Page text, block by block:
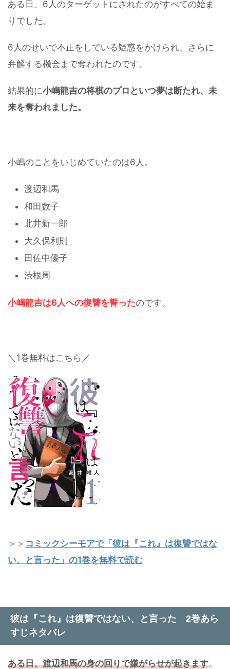
ある日、6人のターゲットにされたのがすべての始ま
りでした。
6人のせいで不正をしている疑惑をかけられ、さらに
弁解する機会まで奪われたのです。
結果的に小嶋龍吉の将棋のプロといつ夢は断たれ、未
来を奪われました。
小嶋のことをいじめていたのは6人。
渡辺和馬
和田数子
北井新一郎
大久保利則
田佐中優子
渋根周
小嶋龍吉は6人への復讐を誓ったのです。
＼1巻無料はこちら／
＞＞ コミックシーモアで「彼は『これ』は復讐ではな
い、と言った」の1巻を無料で読む
彼は『これ』は復讐ではない、と言った 2巻あら
すじネタバレ
ある日、渡辺和馬の身の回りで嫌がらせが起きます。